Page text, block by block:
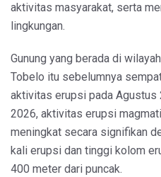
aktivitas masyarakat, serta
lingkungan.
Gunung yang berada di
Tobelo itu sebelumnya
aktivitas erupsi pada Agustus
2026, aktivitas erupsi
meningkat secara signifikan
kali erupsi dan tinggi kolom
400 meter dari puncak.